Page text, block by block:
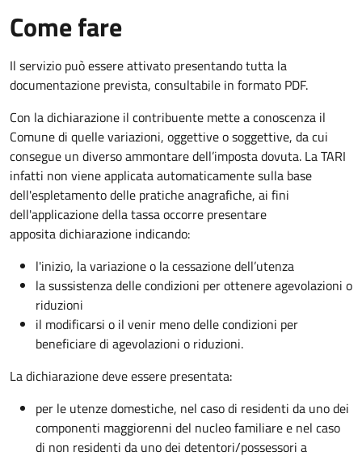
Come fare
Il servizio può essere attivato presentando tutta la
documentazione prevista, consultabile in formato PDF.
Con la dichiarazione il contribuente mette a conoscenza il
Comune di quelle variazioni, oggettive o soggettive, da cui
consegue un diverso ammontare dell’imposta dovuta. La TARI
infatti non viene applicata automaticamente sulla base
dell'espletamento delle pratiche anagrafiche, ai fini
dell'applicazione della tassa occorre presentare
apposita dichiarazione indicando:
l'inizio, la variazione o la cessazione dell’utenza
la sussistenza delle condizioni per ottenere agevolazioni o
riduzioni
il modificarsi o il venir meno delle condizioni per
beneficiare di agevolazioni o riduzioni.
La dichiarazione deve essere presentata:
per le utenze domestiche, nel caso di residenti da uno dei
componenti maggiorenni del nucleo familiare e nel caso
di non residenti da uno dei detentori/possessori a